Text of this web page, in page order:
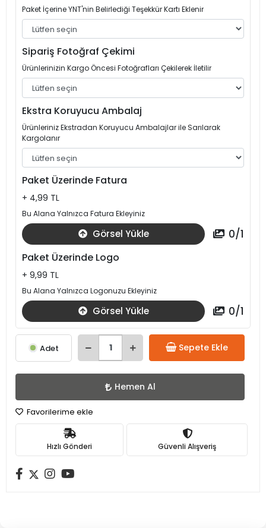
Paket İçerine YNT'nin Belirlediği Teşekkür Kartı Eklenir
Sipariş Fotoğraf Çekimi
Ürünlerinizin Kargo Öncesi Fotoğrafları Çekilerek İletilir
Ekstra Koruyucu Ambalaj
Ürünleriniz Ekstradan Koruyucu Ambalajlar ile Sarılarak
Kargolanır
Paket Üzerinde Fatura
+ 4,99 TL
Bu Alana Yalnızca Fatura Ekleyiniz
Görsel Yükle 0/1
Paket Üzerinde Logo
+ 9,99 TL
Bu Alana Yalnızca Logonuzu Ekleyiniz
Görsel Yükle 0/1
Adet Sepete Ekle
Hemen Al
Favorilerime ekle
Hızlı Gönderi Güvenli Alışveriş